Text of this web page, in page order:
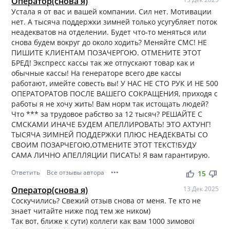
Устала я от вас и вашей компании. Сил нет. Мотивации
нет. А тысяча поддержки зимней только усугубляет поток
неадекватов на отделении. Будет что-то меняться или
снова будем вокруг до около ходить? Меняйте СМС! НЕ
ПИШИТЕ КЛИЕНТАМ ПОЗАЧЕРГОЮ. ОТМЕНИТЕ ЭТОТ
БРЕД! Экспресс кассы так же отпускают товар как и
обычные кассы! На генераторе всего две кассы
работают, имейте совесть вы! У НАС НЕ СТО РУК И НЕ 500
ОПЕРАТОРАТОВ ПОСЛЕ ВАШЕГО СОКРАЩЕНИЯ, приходя с
работы я не хочу жить! Вам норм так истощать людей?
Что *** за трудовое рабство за 12 тысяч? РЕШАЙТЕ С
СМСКАМИ ИНАЧЕ БУДЕМ АПЕЛЛИРОВАТЬ! ЭТО АХТУНГ!
ТЫСЯЧА ЗИМНЕЙ ПОДДЕРЖКИ ПЛЮС НЕАДЕКВАТЫ СО
СВОИМ ПОЗАРЧЕГОЮ,ОТМЕНИТЕ ЭТОТ ТЕКСТ!БУДУ
САМА ЛИЧНО АПЕЛЛЯЦИИ ПИСАТЬ! Я вам гарантирую.
Ответить Все отзывы автора ••• thumb_up thumb_down
15
Оператор(снова я) 13 Дек 2025
Соскучились? Свежий отзыв снова от меня. Те кто не
знает читайте ниже под тем же ником)
Так вот, ближе к сути) коллеги как вам 1000 зимової